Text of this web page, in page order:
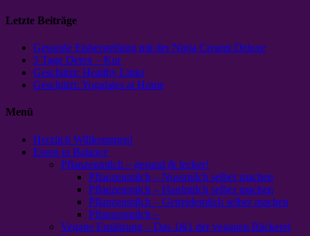
Letzte Beiträge
Gesunde Eisherstellung mit der Ninja Creami Deluxe
5 Tage Detox – Kur
Geschützt: Healthy Links
Geschützt: Yogalates at Home
Menü
Herzlich Willkommen!
Essen in Balance
Pflanzenmilch – gesund & lecker!
Pflanzenmilch – Nussmilch selber machen
Pflanzenmilch – Hanfmilch selber machen
Pflanzenmilch – Getreidemilch selber machen
Pflanzenmilch –
Vegane Ernährung – Das 1&1 der veganen Bäckerei